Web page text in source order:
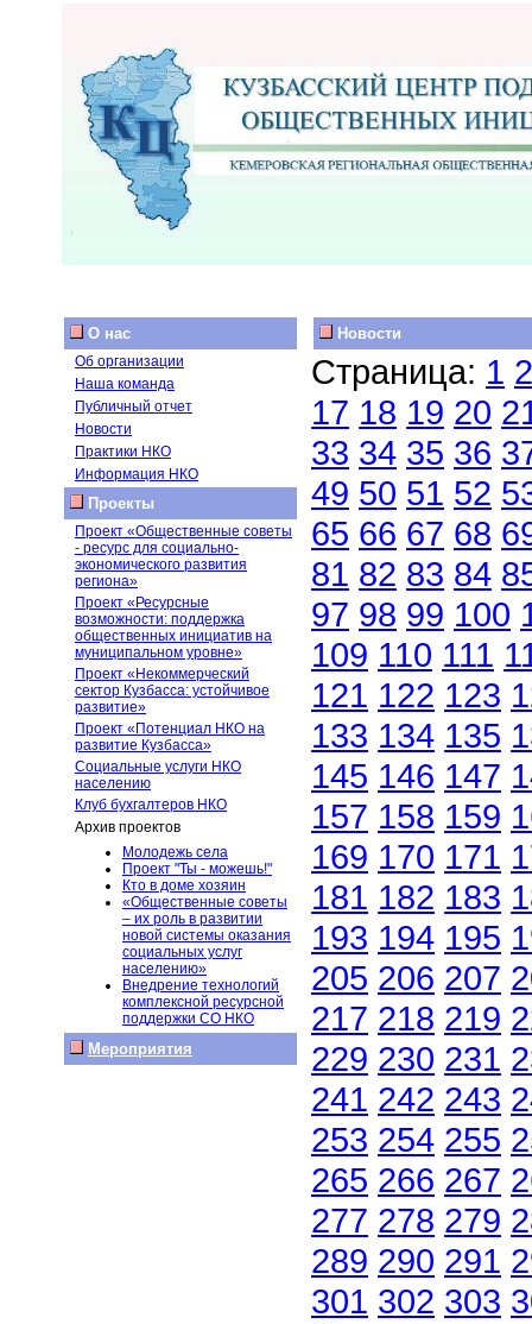
О нас
Об организации
Наша команда
Публичный отчет
Новости
Практики НКО
Информация НКО
Проекты
Проект «Общественные советы
- ресурс для социально-
экономического развития
региона»
Проект «Ресурсные
возможности: поддержка
общественных инициатив на
муниципальном уровне»
Проект «Некоммерческий
сектор Кузбасса: устойчивое
развитие»
Проект «Потенциал НКО на
развитие Кузбасса»
Социальные услуги НКО
населению
Клуб бухгалтеров НКО
Архив проектов
Молодежь села
Проект "Ты - можешь!"
Кто в доме хозяин
«Общественные советы
– их роль в развитии
новой системы оказания
социальных услуг
населению»
Внедрение технологий
комплексной ресурсной
поддержки СО НКО
Мероприятия
Новости
Страница: 1 2
17 18 19 20
33 34 35 36
49 50 51 52
65 66 67 68
81 82 83 84
97 98 99 100
109 110 111
121 122 123
133 134 135
145 146 147
157 158 159
169 170 171
181 182 183
193 194 195
205 206 207
217 218 219
229 230 231
241 242 243
253 254 255
265 266 267
277 278 279
289 290 291
301 302 303